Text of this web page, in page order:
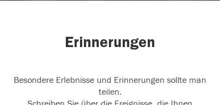
Erinnerungen
Besondere Erlebnisse und Erinnerungen sollte man
teilen.